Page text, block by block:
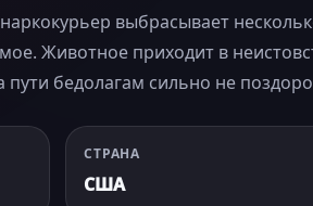
выбрасывает
Животное приходит в
бедолагам сильно не
СТРАНА
США